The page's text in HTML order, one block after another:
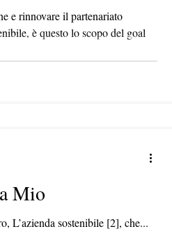
e rinnovare il partenariato
è questo lo scopo del goal
Mio
L’azienda sostenibile [2], che...